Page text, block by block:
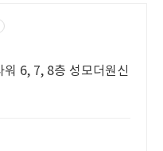
6, 7, 8층 성모더원신